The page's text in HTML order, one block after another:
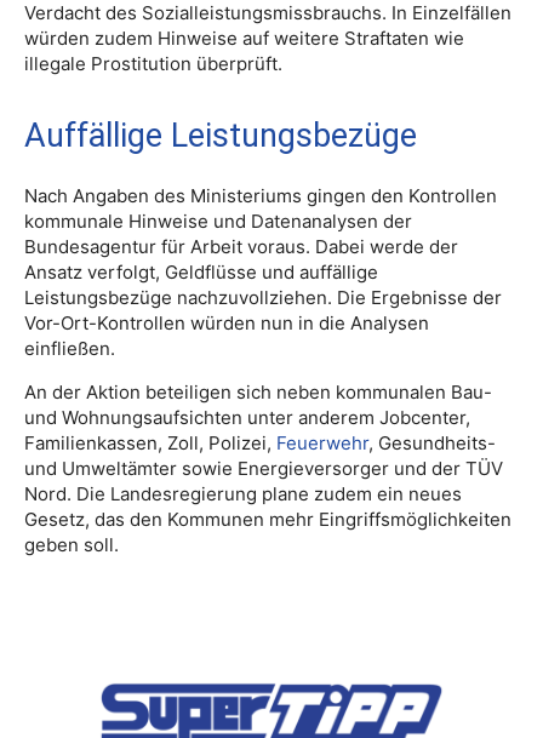
Verdacht des Sozialleistungsmissbrauchs. In Einzelfällen
würden zudem Hinweise auf weitere Straftaten wie
illegale Prostitution überprüft.
Auffällige Leistungsbezüge
Nach Angaben des Ministeriums gingen den Kontrollen
kommunale Hinweise und Datenanalysen der
Bundesagentur für Arbeit voraus. Dabei werde der
Ansatz verfolgt, Geldflüsse und auffällige
Leistungsbezüge nachzuvollziehen. Die Ergebnisse der
Vor-Ort-Kontrollen würden nun in die Analysen
einfließen.
An der Aktion beteiligen sich neben kommunalen Bau-
und Wohnungsaufsichten unter anderem Jobcenter,
Familienkassen, Zoll, Polizei, Feuerwehr, Gesundheits-
und Umweltämter sowie Energieversorger und der TÜV
Nord. Die Landesregierung plane zudem ein neues
Gesetz, das den Kommunen mehr Eingriffsmöglichkeiten
geben soll.